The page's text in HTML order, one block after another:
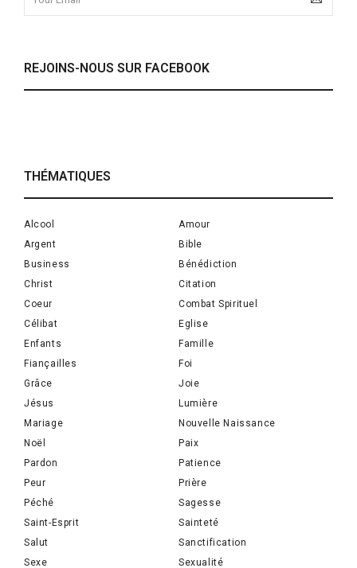
REJOINS-NOUS SUR FACEBOOK
THÉMATIQUES
Alcool
Amour
Argent
Bible
Business
Bénédiction
Christ
Citation
Coeur
Combat Spirituel
Célibat
Eglise
Enfants
Famille
Fiançailles
Foi
Grâce
Joie
Jésus
Lumière
Mariage
Nouvelle Naissance
Noël
Paix
Pardon
Patience
Peur
Prière
Péché
Sagesse
Saint-Esprit
Sainteté
Salut
Sanctification
Sexe
Sexualité